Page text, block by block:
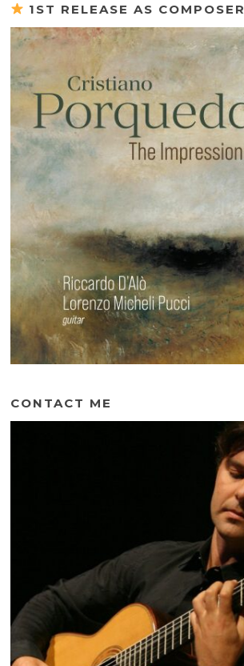
1ST RELEASE AS COMPOSER
CONTACT ME